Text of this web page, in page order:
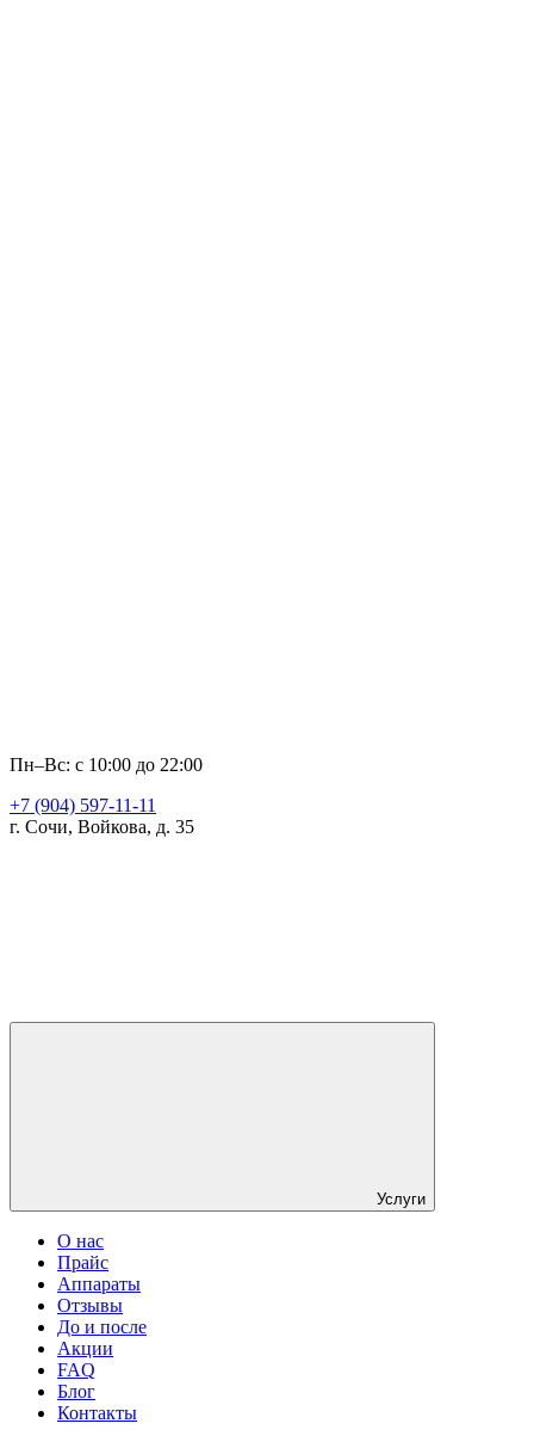
Пн–Вс: с 10:00 до 22:00
+7 (904) 597-11-11
г. Сочи, Войкова, д. 35
Услуги
О нас
Прайс
Аппараты
Отзывы
До и после
Акции
FAQ
Блог
Контакты